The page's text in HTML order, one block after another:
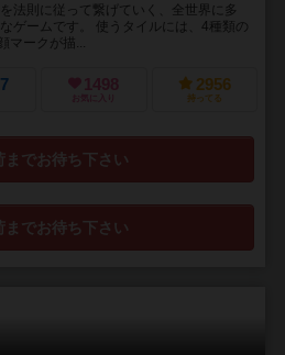
法則に従って繋げていく、全世界に多
ゲームです。 使うタイルには、4種類の
マークが描...
1498
お気に入り
2956
持ってる
までお待ち下さい
までお待ち下さい